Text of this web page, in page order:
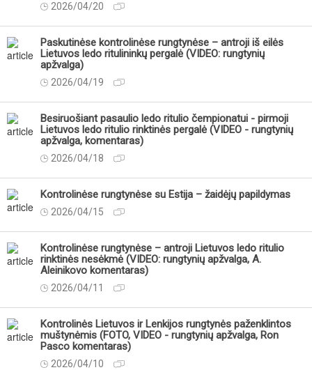
2026/04/20
Paskutinėse kontrolinėse rungtynėse – antroji iš eilės
Lietuvos ledo ritulininkų pergalė (VIDEO: rungtynių
apžvalga)
2026/04/19
Besiruošiant pasaulio ledo ritulio čempionatui - pirmoji
Lietuvos ledo ritulio rinktinės pergalė (VIDEO - rungtynių
apžvalga, komentaras)
2026/04/18
Kontrolinėse rungtynėse su Estija – žaidėjų papildymas
2026/04/15
Kontrolinėse rungtynėse – antroji Lietuvos ledo ritulio
rinktinės nesėkmė (VIDEO: rungtynių apžvalga, A.
Aleinikovo komentaras)
2026/04/11
Kontrolinės Lietuvos ir Lenkijos rungtynės paženklintos
muštynėmis (FOTO, VIDEO - rungtynių apžvalga, Ron
Pasco komentaras)
2026/04/10